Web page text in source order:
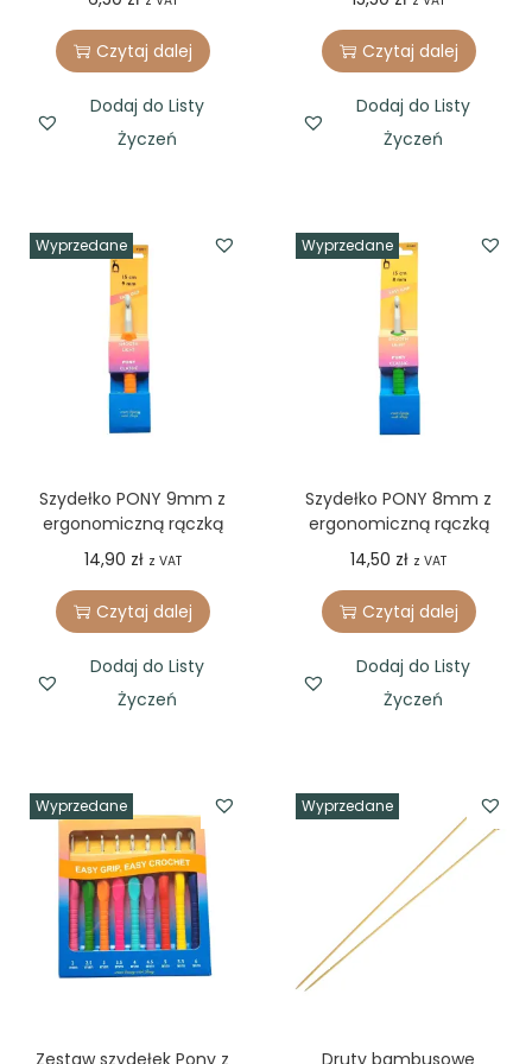
Odcienie niebieskiego
Odcienie różu
Odcienie zieleni
(46)
Odcienie żółci i złota
Czytaj dalej
Dodaj do Listy
Życzeń
Czytaj dalej
Dodaj do Listy
Życzeń
Wyprzedane
Szydełko PONY 9mm z
ergonomiczną rączką
14,90 zł z VAT
Czytaj dalej
Dodaj do Listy
Życzeń
Wyprzedane
Szydełko PONY 8mm z
ergonomiczną rączką
14,50 zł z VAT
Czytaj dalej
Dodaj do Listy
Życzeń
Wyprzedane
Zestaw szydełek Pony z
Wyprzedane
Druty bambusowe